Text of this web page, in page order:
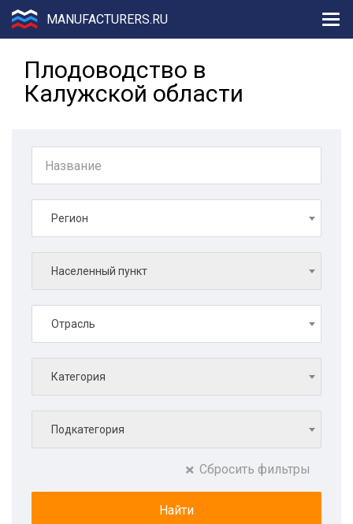
MANUFACTURERS.RU
Плодоводство в
Калужской области
Регион
Населенный пункт
Отрасль
Категория
Подкатегория
Сбросить фильтры